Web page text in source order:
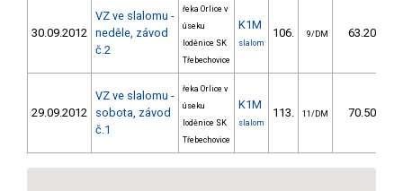
30.09.2012
VZ ve slalomu -
neděle, závod
č.2
řeka Orlice v
úseku
loděnice SK
Třebechovice
K1M
slalom
106. 9/DM 63.20
29.09.2012
VZ ve slalomu -
sobota, závod
č.1
řeka Orlice v
úseku
loděnice SK
Třebechovice
K1M
slalom
113. 11/DM 70.50